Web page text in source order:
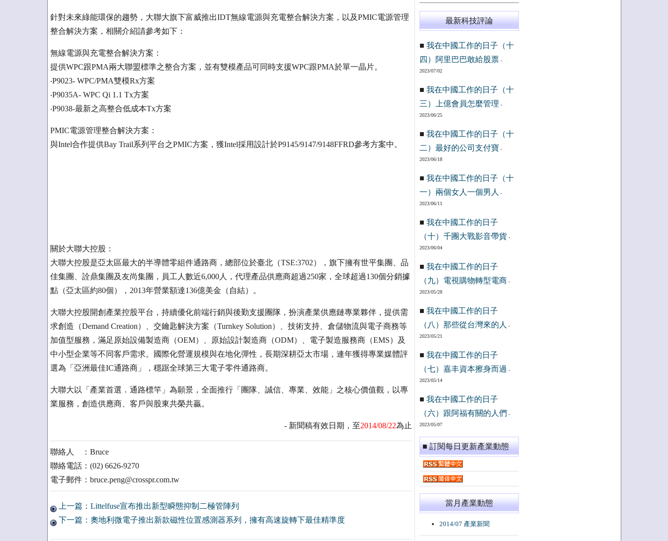
針對未來綠能環保的趨勢，大聯大旗下富威推出IDT無線電源與充電整合解決方案，以及PMIC電源管理
整合解決方案，相關介紹請參考如下：
無線電源與充電整合解決方案：
提供WPC跟PMA兩大聯盟標準之整合方案，並有雙模產品可同時支援WPC跟PMA於單一晶片。
‧P9023- WPC/PMA雙模Rx方案
‧P9035A- WPC Qi 1.1 Tx方案
‧P9038-最新之高整合低成本Tx方案
PMIC電源管理整合解決方案：
與Intel合作提供Bay Trail系列平台之PMIC方案，獲Intel採用設計於P9145/9147/9148FFRD參考方案中。
關於大聯大控股：
大聯大控股是亞太區最大的半導體零組件通路商，總部位於臺北（TSE:3702），旗下擁有世平集團、品
佳集團、詮鼎集團及友尚集團，員工人數近6,000人，代理產品供應商超過250家，全球超過130個分銷據
點（亞太區約80個），2013年營業額達136億美金（自結）。
大聯大控股開創產業控股平台，持續優化前端行銷與後勤支援團隊，扮演產業供應鏈專業夥伴，提供需
求創造（Demand Creation）、交鑰匙解決方案（Turnkey Solution）、技術支持、倉儲物流與電子商務等
加值型服務，滿足原始設備製造商（OEM）、原始設計製造商（ODM）、電子製造服務商（EMS）及
中小型企業等不同客戶需求。國際化營運規模與在地化彈性，長期深耕亞太市場，連年獲得專業媒體評
選為「亞洲最佳IC通路商」，穩踞全球第三大電子零件通路商。
大聯大以「產業首選．通路標竿」為願景，全面推行「團隊、誠信、專業、效能」之核心價值觀，以專
業服務，創造供應商、客戶與股東共榮共贏。
- 新聞稿有效日期，至2014/08/22為止
聯絡人 ：Bruce
聯絡電話：(02) 6626-9270
電子郵件：bruce.peng@crosspr.com.tw
上一篇：Littelfuse宣布推出新型瞬態抑制二極管陣列
下一篇：奧地利微電子推出新款磁性位置感測器系列，擁有高速旋轉下最佳精準度
最新科技評論
■ 我在中國工作的日子（十
四）阿里巴巴敢給股票-
2023/07/02
■ 我在中國工作的日子（十
三）上億會員怎麼管理 -
2023/06/25
■ 我在中國工作的日子（十
二）最好的公司支付寶 -
2023/06/18
■ 我在中國工作的日子（十
一）兩個女人一個男人
-
2023/06/11
■ 我在中國工作的日子
（十）千團大戰影音帶貨 -
2023/06/04
■ 我在中國工作的日子
（九）電視購物轉型電商 -
2023/05/28
■ 我在中國工作的日子
（八）那些從台灣來的人
-
2023/05/21
■ 我在中國工作的日子
（七）嘉丰資本擦身而過 -
2023/05/14
■ 我在中國工作的日子
（六）跟阿福有關的人們 -
2023/05/07
■ 訂閱每日更新產業動態
當月產業動態
2014/07 產業新聞